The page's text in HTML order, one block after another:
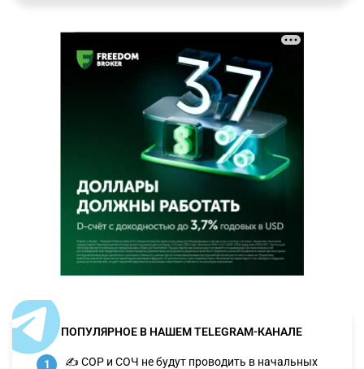
ПОПУЛЯРНОЕ В НАШЕМ TELEGRAM-КАНАЛЕ
1
✍️ СОР и СОЧ не будут проводить в начальных